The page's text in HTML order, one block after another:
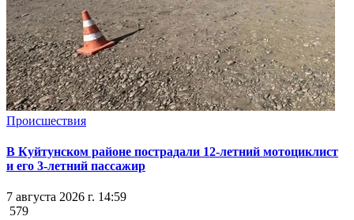
Происшествия
В Куйтунском районе пострадали 12-летний мотоциклист
и его 3-летний пассажир
7 августа 2026 г. 14:59
579